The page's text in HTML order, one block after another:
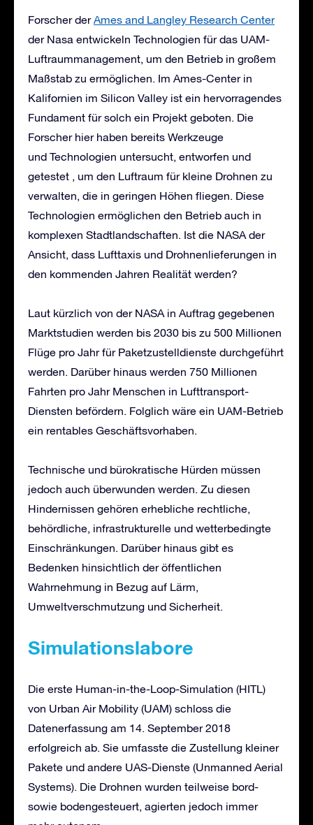
Forscher derAmes and Langley Research Center
der Nasa entwickeln Technologien für das UAM-
Luftraummanagement, um den Betrieb in großem
Maßstab zu ermöglichen. Im Ames-Center in
Kalifornien im Silicon Valley ist ein hervorragendes
Fundament für solch ein Projekt geboten. Die
Forscher hier haben bereits Werkzeuge
und Technologien untersucht, entworfen und
getestet , um den Luftraum für kleine Drohnen zu
verwalten, die in geringen Höhen fliegen. Diese
Technologien ermöglichen den Betrieb auch in
komplexen Stadtlandschaften. Ist die NASA der
Ansicht, dass Lufttaxis und Drohnenlieferungen in
den kommenden Jahren Realität werden?
Laut kürzlich von der NASA in Auftrag gegebenen
Marktstudien werden bis 2030 bis zu 500 Millionen
Flüge pro Jahr für Paketzustelldienste durchgeführt
werden. Darüber hinaus werden 750 Millionen
Fahrten pro Jahr Menschen in Lufttransport-
Diensten befördern. Folglich wäre ein UAM-Betrieb
ein rentables Geschäftsvorhaben.
Technische und bürokratische Hürden müssen
jedoch auch überwunden werden. Zu diesen
Hindernissen gehören erhebliche rechtliche,
behördliche, infrastrukturelle und wetterbedingte
Einschränkungen. Darüber hinaus gibt es
Bedenken hinsichtlich der öffentlichen
Wahrnehmung in Bezug auf Lärm,
Umweltverschmutzung und Sicherheit.
Simulationslabore
Die erste Human-in-the-Loop-Simulation (HITL)
von Urban Air Mobility (UAM) schloss die
Datenerfassung am 14. September 2018
erfolgreich ab. Sie umfasste die Zustellung kleiner
Pakete und andere UAS-Dienste (Unmanned Aerial
Systems). Die Drohnen wurden teilweise bord-
sowie bodengesteuert, agierten jedoch immer